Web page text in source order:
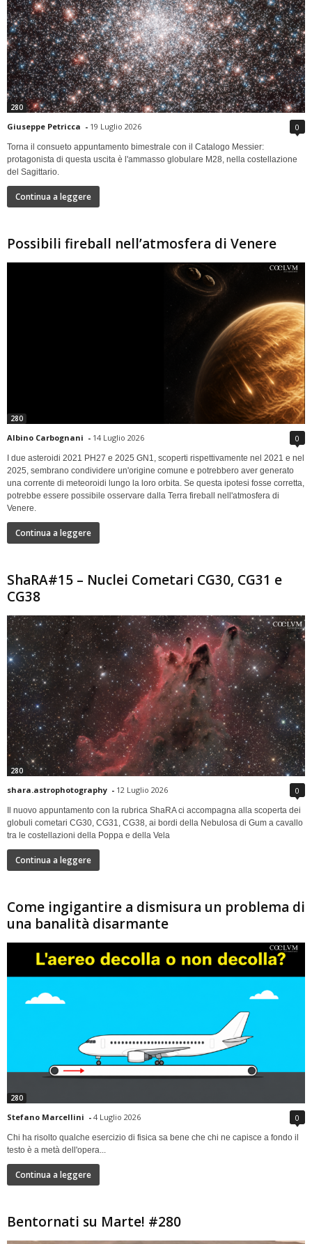
280
Giuseppe Petricca - 19 Luglio 2026 0
Torna il consueto appuntamento bimestrale con il Catalogo Messier:
protagonista di questa uscita è l'ammasso globulare M28, nella costellazione
del Sagittario.
Continua a leggere
Possibili fireball nell’atmosfera di Venere
280
Albino Carbognani - 14 Luglio 2026 0
I due asteroidi 2021 PH27 e 2025 GN1, scoperti rispettivamente nel 2021 e nel
2025, sembrano condividere un'origine comune e potrebbero aver generato
una corrente di meteoroidi lungo la loro orbita. Se questa ipotesi fosse corretta,
potrebbe essere possibile osservare dalla Terra fireball nell'atmosfera di
Venere.
Continua a leggere
ShaRA#15 – Nuclei Cometari CG30, CG31 e
CG38
280
shara.astrophotography - 12 Luglio 2026 0
Il nuovo appuntamento con la rubrica ShaRA ci accompagna alla scoperta dei
globuli cometari CG30, CG31, CG38, ai bordi della Nebulosa di Gum a cavallo
tra le costellazioni della Poppa e della Vela
Continua a leggere
Come ingigantire a dismisura un problema di
una banalità disarmante
280
Stefano Marcellini - 4 Luglio 2026 0
Chi ha risolto qualche esercizio di fisica sa bene che chi ne capisce a fondo il
testo è a metà dell'opera...
Continua a leggere
Bentornati su Marte! #280